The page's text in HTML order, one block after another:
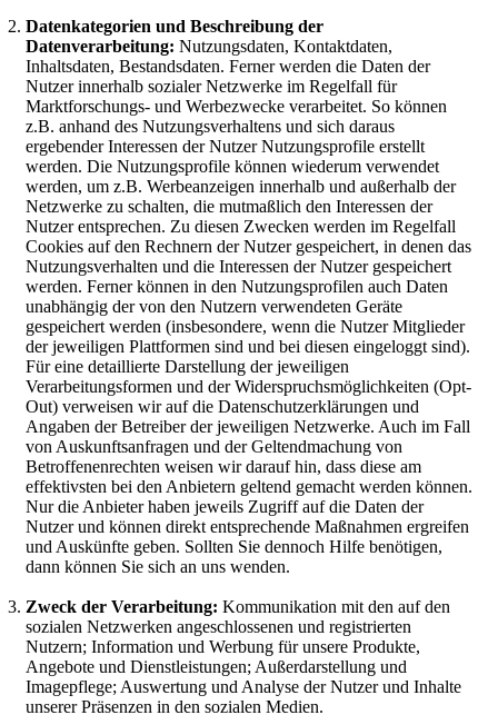
Datenkategorien und Beschreibung der
Datenverarbeitung: Nutzungsdaten, Kontaktdaten,
Inhaltsdaten, Bestandsdaten. Ferner werden die Daten der
Nutzer innerhalb sozialer Netzwerke im Regelfall für
Marktforschungs- und Werbezwecke verarbeitet. So können
z.B. anhand des Nutzungsverhaltens und sich daraus
ergebender Interessen der Nutzer Nutzungsprofile erstellt
werden. Die Nutzungsprofile können wiederum verwendet
werden, um z.B. Werbeanzeigen innerhalb und außerhalb der
Netzwerke zu schalten, die mutmaßlich den Interessen der
Nutzer entsprechen. Zu diesen Zwecken werden im Regelfall
Cookies auf den Rechnern der Nutzer gespeichert, in denen das
Nutzungsverhalten und die Interessen der Nutzer gespeichert
werden. Ferner können in den Nutzungsprofilen auch Daten
unabhängig der von den Nutzern verwendeten Geräte
gespeichert werden (insbesondere, wenn die Nutzer Mitglieder
der jeweiligen Plattformen sind und bei diesen eingeloggt sind).
Für eine detaillierte Darstellung der jeweiligen
Verarbeitungsformen und der Widerspruchsmöglichkeiten (Opt-
Out) verweisen wir auf die Datenschutzerklärungen und
Angaben der Betreiber der jeweiligen Netzwerke. Auch im Fall
von Auskunftsanfragen und der Geltendmachung von
Betroffenenrechten weisen wir darauf hin, dass diese am
effektivsten bei den Anbietern geltend gemacht werden können.
Nur die Anbieter haben jeweils Zugriff auf die Daten der
Nutzer und können direkt entsprechende Maßnahmen ergreifen
und Auskünfte geben. Sollten Sie dennoch Hilfe benötigen,
dann können Sie sich an uns wenden.
Zweck der Verarbeitung: Kommunikation mit den auf den
sozialen Netzwerken angeschlossenen und registrierten
Nutzern; Information und Werbung für unsere Produkte,
Angebote und Dienstleistungen; Außerdarstellung und
Imagepflege; Auswertung und Analyse der Nutzer und Inhalte
unserer Präsenzen in den sozialen Medien.